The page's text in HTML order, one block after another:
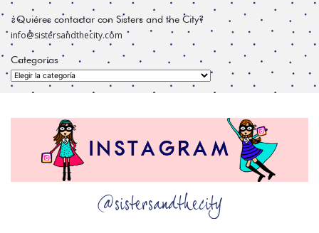
¿Quiéres contactar con Sisters and the City?
info@sistersandthecity.com
Categorías
Categorías
@sistersandthecity